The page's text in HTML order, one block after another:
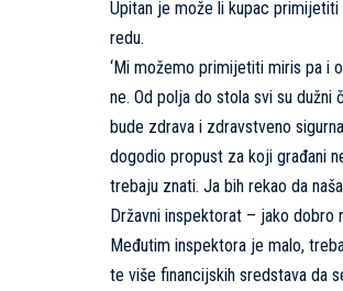
Upitan je može li kupac primijetiti
redu.
‘Mi možemo primijetiti miris pa i
ne. Od polja do stola svi su dužni
bude zdrava i zdravstveno
dogodio propust za koji građani
trebaju znati. Ja bih rekao da
Državni inspektorat – jako dobro
Međutim inspektora je malo,
te više financijskih sredstava da